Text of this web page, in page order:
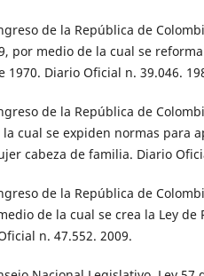
de la República de
por medio de la cual se
1970. Diario Oficial n. 39.046.
de la República de
cual se expiden normas para
cabeza de familia. Diario
de la República de
de la cual se crea la Ley de
n. 47.552. 2009.